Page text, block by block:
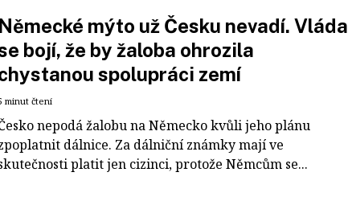
Německé mýto už Česku nevadí. Vláda
bojí, že by žaloba ohrozila
spolupráci zemí
minut čtení
nepodá žalobu na Německo kvůli jeho plánu
dálnice. Za dálniční známky mají ve
platit jen cizinci, protože Němcům se...